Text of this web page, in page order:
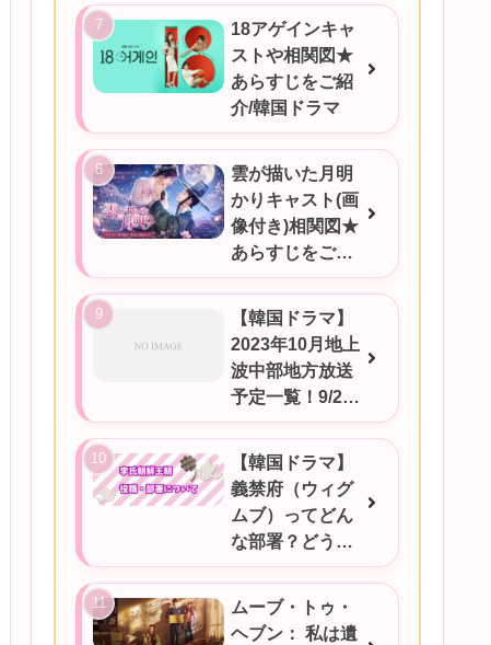
18アゲインキャ
ストや相関図★
あらすじをご紹
介/韓国ドラマ
雲が描いた月明
かりキャスト(画
像付き)相関図★
あらすじをご紹
介/韓国ドラマ
【韓国ドラマ】
2023年10月地上
波中部地方放送
予定一覧！9/25
更新
【韓国ドラマ】
義禁府（ウィグ
ムブ）ってどん
な部署？どうい
うときに対応す
るの？
ムーブ・トゥ・
ヘブン： 私は遺